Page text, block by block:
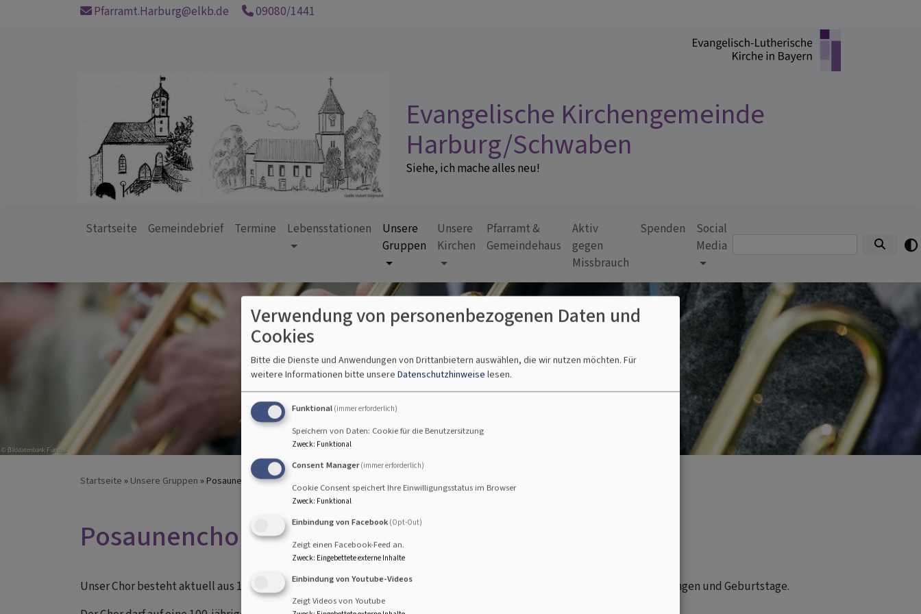
Pfarramt.Harburg@elkb.de 09080/1441
Evangelische Kirchengemeinde
Harburg/Schwaben
Siehe, ich mache alles neu!
Startseite Gemeindebrief Termine Lebensstationen
Unsere
Gruppen
Unsere
Kirchen
Pfarramt &
Gemeindehaus
Aktiv
gegen
Missbrauch
Spenden
Social
MediaSuche
Startseite Unsere Gruppen Posaunenchor Schaffhausen
Posaunenchor Schaffhausen
Unser Chor besteht aktuell aus 18 Mitgliedern. Wir haben im Jahr um die 25 Auftritte, darunter Gottesdienste, Beerdigungen und Geburtstage.
Verwendung von personenbezogenen Daten und
Cookies
Bitte die Dienste und Anwendungen von Drittanbietern auswählen, die wir nutzen möchten. Für
weitere Informationen bitte unsere Datenschutzhinweise lesen.
Funktional (immer erforderlich)
Speichern von Daten: Cookie für die Benutzersitzung
Zweck: Funktional
Consent Manager (immer erforderlich)
Cookie Consent speichert Ihre Einwilligungsstatus im Browser
Zweck: Funktional
Einbindung von Facebook (Opt-Out)
Zeigt einen Facebook-Feed an.
Zweck: Eingebettete externe Inhalte
Einbindung von Youtube-Videos
Zeigt Videos von Youtube